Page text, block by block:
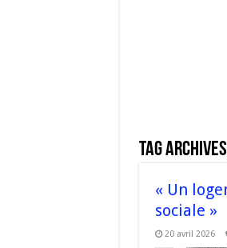
Tag
« Un
sociale »
20 avril 2026